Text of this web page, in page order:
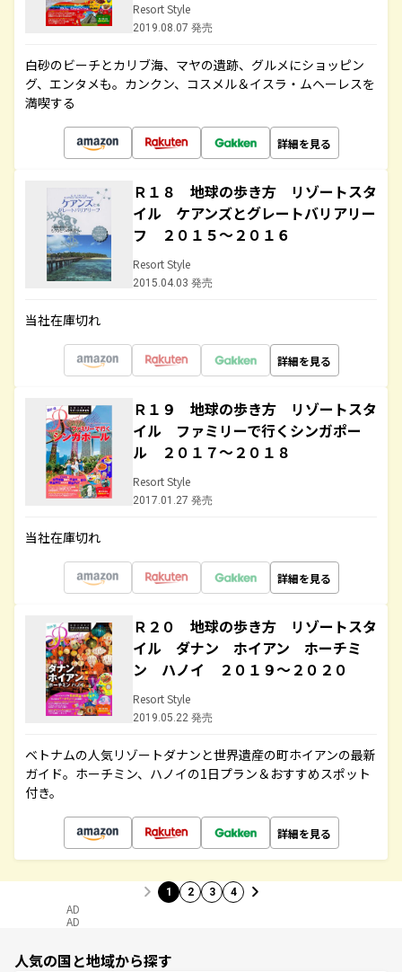
Resort Style
2019.08.07 発売
白砂のビーチとカリブ海、マヤの遺跡、グルメにショッピン
グ、エンタメも。カンクン、コスメル＆イスラ・ムヘーレスを
満喫する
詳細を見る
Ｒ１８ 地球の歩き方 リゾートスタ
イル ケアンズとグレートバリアリー
フ ２０１５～２０１６
Resort Style
2015.04.03 発売
当社在庫切れ
詳細を見る
Ｒ１９ 地球の歩き方 リゾートスタ
イル ファミリーで行くシンガポー
ル ２０１７～２０１８
Resort Style
2017.01.27 発売
当社在庫切れ
詳細を見る
Ｒ２０ 地球の歩き方 リゾートスタ
イル ダナン ホイアン ホーチミ
ン ハノイ ２０１９～２０２０
Resort Style
2019.05.22 発売
ベトナムの人気リゾートダナンと世界遺産の町ホイアンの最新
ガイド。ホーチミン、ハノイの1日プラン＆おすすめスポット
付き。
詳細を見る
1 2 3 4
AD
AD
人気の国と地域から探す